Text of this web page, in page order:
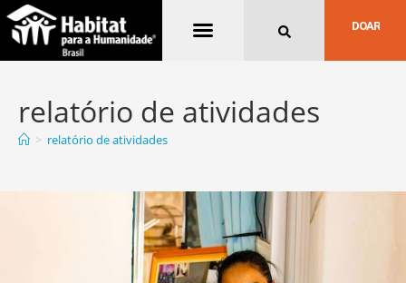
DOAR
relatório de atividades
> relatório de atividades